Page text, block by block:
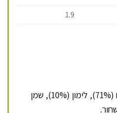
1.9
זיתים ירוקים כבושים במלח (71%), לימון (10%), שמן